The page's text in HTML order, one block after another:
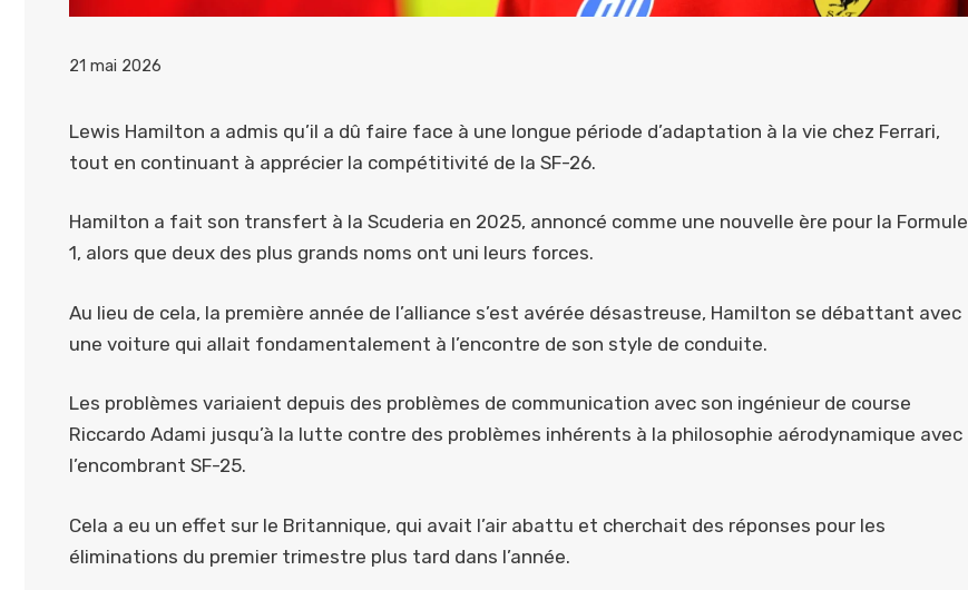
21 mai 2026
Lewis Hamilton a admis qu’il a dû faire face à une longue période d’adaptation à la vie chez Ferrari,
tout en continuant à apprécier la compétitivité de la SF-26.
Hamilton a fait son transfert à la Scuderia en 2025, annoncé comme une nouvelle ère pour la Formule
1, alors que deux des plus grands noms ont uni leurs forces.
Au lieu de cela, la première année de l’alliance s’est avérée désastreuse, Hamilton se débattant avec
une voiture qui allait fondamentalement à l’encontre de son style de conduite.
Les problèmes variaient depuis des problèmes de communication avec son ingénieur de course
Riccardo Adami jusqu’à la lutte contre des problèmes inhérents à la philosophie aérodynamique avec
l’encombrant SF-25.
Cela a eu un effet sur le Britannique, qui avait l’air abattu et cherchait des réponses pour les
éliminations du premier trimestre plus tard dans l’année.